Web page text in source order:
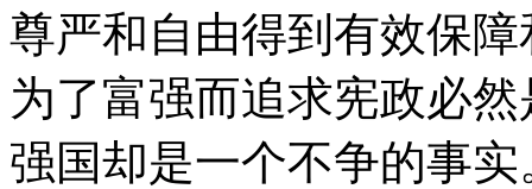
尊严和自由得到有效保
为了富强而追求宪政必
强国却是一个不争的事实